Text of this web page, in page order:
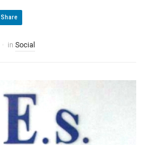
Share
in Social